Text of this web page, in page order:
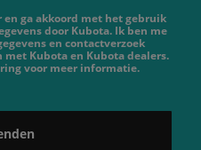
en ga akkoord met het gebruik
door Kubota. Ik ben me
en contactverzoek
Kubota en Kubota dealers.
voor meer informatie.